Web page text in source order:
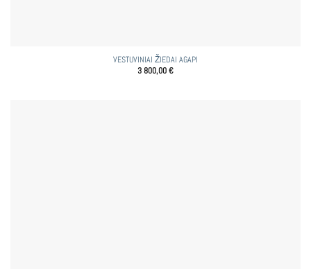
VESTUVINIAI ŽIEDAI AGAPI
3 800,00€